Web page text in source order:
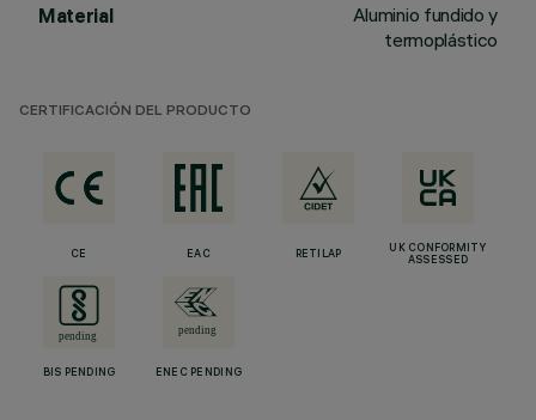
Material
Aluminio fundido y
termoplástico
CERTIFICACIÓN DEL PRODUCTO
CE EAC RETILAP
UK CONFORMITY
ASSESSED
BIS PENDING ENEC PENDING